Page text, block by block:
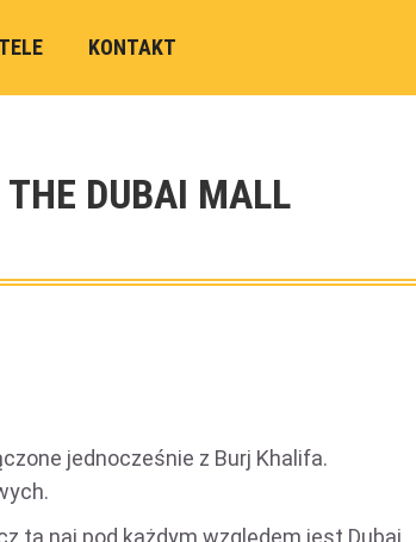
KONTAKT
THE DUBAI MALL
jednocześnie z Burj Khalifa.
tą naj pod każdym względem jest Dubaj